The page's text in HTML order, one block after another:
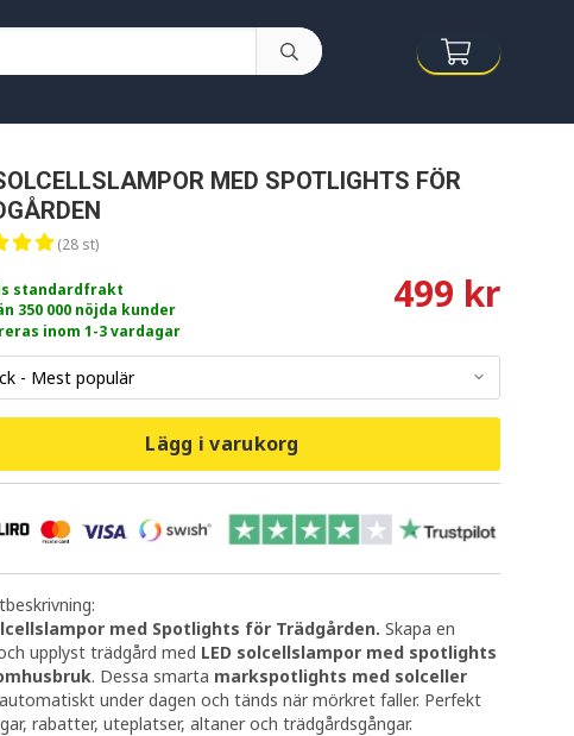
MED SPOTLIGHTS FÖR
(28 st)
standardfrakt
350 000 nöjda kunder
inom 1-3 vardagar
499 kr
Lägg i varukorg
med Spotlights för Trädgården. Skapa en
upplyst trädgård med LED solcellslampor med spotlights
. Dessa smarta markspotlights med solceller
under dagen och tänds när mörkret faller. Perfekt
rabatter, uteplatser, altaner och trädgårdsgångar.